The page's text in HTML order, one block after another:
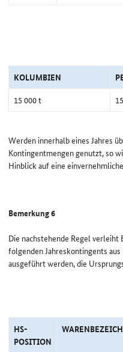
KOLUMBIEN
15 000 t
Werden innerhalb eines Jahres
Kontingentmengen genutzt, so
Hinblick auf eine
Bemerkung 6
Die nachstehende Regel verleiht
folgenden Jahreskontingents
ausgeführt werden, die
HS-
POSITION